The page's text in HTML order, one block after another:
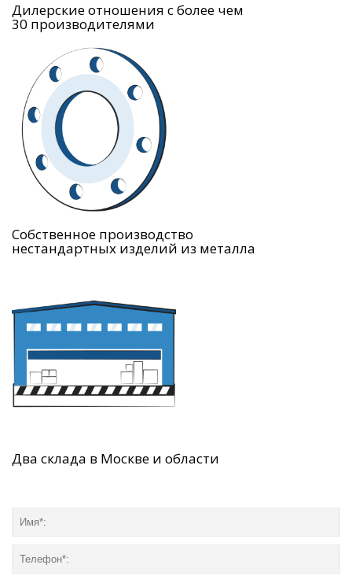
Дилерские отношения с более чем
30 производителями
Собственное производство
нестандартных изделий из металла
Два склада в Москве и области